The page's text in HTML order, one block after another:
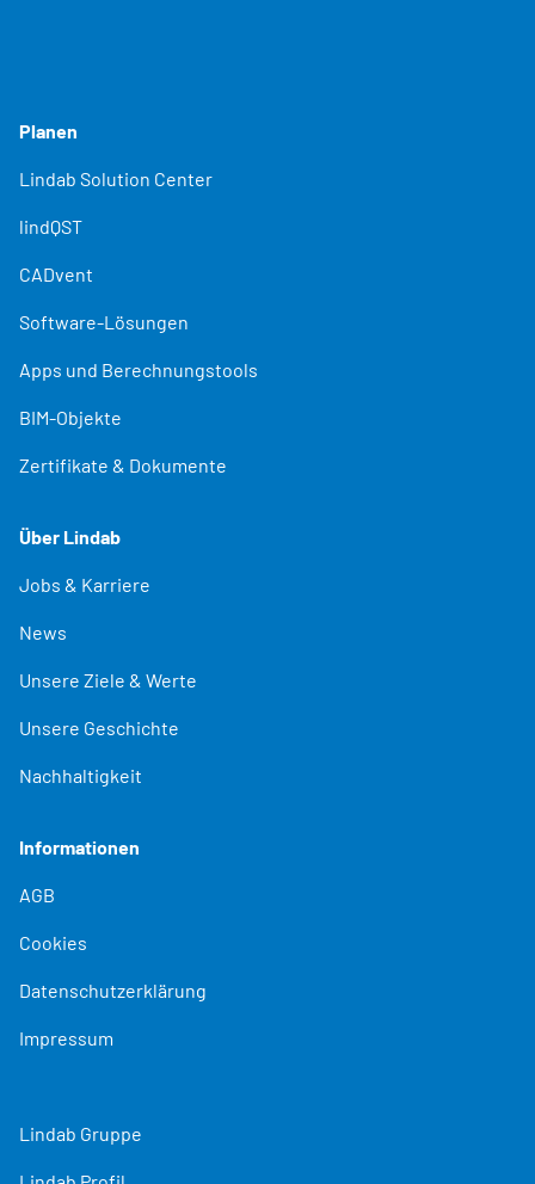
Planen
Lindab Solution Center
lindQST
CADvent
Software-Lösungen
Apps und Berechnungstools
BIM-Objekte
Zertifikate & Dokumente
Über Lindab
Jobs & Karriere
News
Unsere Ziele & Werte
Unsere Geschichte
Nachhaltigkeit
Informationen
AGB
Cookies
Datenschutzerklärung
Impressum
Lindab Gruppe